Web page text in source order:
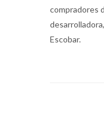
compradores
Escobar.